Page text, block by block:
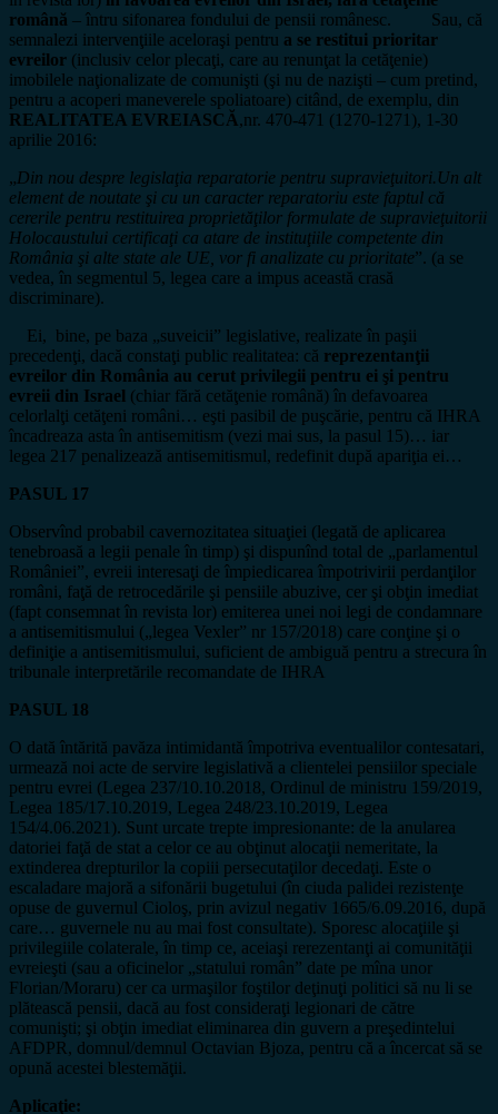
română – întru sifonarea fondului de pensii românesc. Sau, că
semnalezi intervenţiile aceloraşi pentru a se restitui prioritar
evreilor (inclusiv celor plecaţi, care au renunţat la cetăţenie)
imobilele naţionalizate de comunişti (şi nu de nazişti – cum pretind,
pentru a acoperi maneverele spoliatoare) citând, de exemplu, din
REALITATEA EVREIASCĂ,nr. 470-471 (1270-1271), 1-30
aprilie 2016:
„Din nou despre legislaţia reparatorie pentru supravieţuitori.Un alt
element de noutate şi cu un caracter reparatoriu este faptul că
cererile pentru restituirea proprietăţilor formulate de supravieţuitorii
Holocaustului certificaţi ca atare de instituţiile competente din
România şi alte state ale UE, vor fi analizate cu prioritate”. (a se
vedea, în segmentul 5, legea care a impus această crasă
discriminare).
Ei, bine, pe baza „suveicii” legislative, realizate în paşii
precedenţi, dacă constaţi public realitatea: că reprezentanţii
evreilor din România au cerut privilegii pentru ei şi pentru
evreii din Israel (chiar fără cetăţenie română) în defavoarea
celorlalţi cetăţeni români… eşti pasibil de puşcărie, pentru că IHRA
încadreaza asta în antisemitism (vezi mai sus, la pasul 15)… iar
legea 217 penalizează antisemitismul, redefinit după apariţia ei…
PASUL 17
Observînd probabil cavernozitatea situaţiei (legată de aplicarea
tenebroasă a legii penale în timp) şi dispunînd total de „parlamentul
României”, evreii interesaţi de împiedicarea împotrivirii perdanţilor
români, faţă de retrocedările şi pensiile abuzive, cer şi obţin imediat
(fapt consemnat în revista lor) emiterea unei noi legi de condamnare
a antisemitismului („legea Vexler” nr 157/2018) care conţine şi o
definiţie a antisemitismului, suficient de ambiguă pentru a strecura în
tribunale interpretările recomandate de IHRA
PASUL 18
O dată întărită pavăza intimidantă împotriva eventualilor contesatari,
urmează noi acte de servire legislativă a clientelei pensiilor speciale
pentru evrei (Legea 237/10.10.2018, Ordinul de ministru 159/2019,
Legea 185/17.10.2019, Legea 248/23.10.2019, Legea
154/4.06.2021). Sunt urcate trepte impresionante: de la anularea
datoriei faţă de stat a celor ce au obţinut alocaţii nemeritate, la
extinderea drepturilor la copiii persecutaţilor decedaţi. Este o
escaladare majoră a sifonării bugetului (în ciuda palidei rezistenţe
opuse de guvernul Cioloş, prin avizul negativ 1665/6.09.2016, după
care… guvernele nu au mai fost consultate). Sporesc alocaţiile şi
privilegiile colaterale, în timp ce, aceiaşi rerezentanţi ai comunităţii
evreieşti (sau a oficinelor „statului român” date pe mîna unor
Florian/Moraru) cer ca urmaşilor foştilor deţinuţi politici să nu li se
plătească pensii, dacă au fost consideraţi legionari de către
comunişti; şi obţin imediat eliminarea din guvern a preşedintelui
AFDPR, domnul/demnul Octavian Bjoza, pentru că a încercat să se
opună acestei blestemăţii.
Aplicaţie: